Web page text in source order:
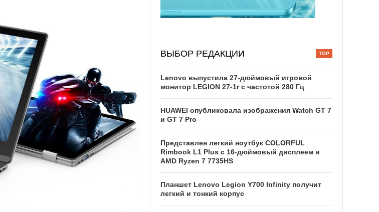
ВЫБОР РЕДАКЦИИ
Lenovo выпустила 27-дюймовый игровой
монитор LEGION 27-1r с частотой 280 Гц
HUAWEI опубликовала изображения Watch GT 7
и GT 7 Pro
Представлен легкий ноутбук COLORFUL
Rimbook L1 Plus с 16-дюймовый дисплеем и
AMD Ryzen 7 7735HS
Планшет Lenovo Legion Y700 Infinity получит
легкий и тонкий корпус